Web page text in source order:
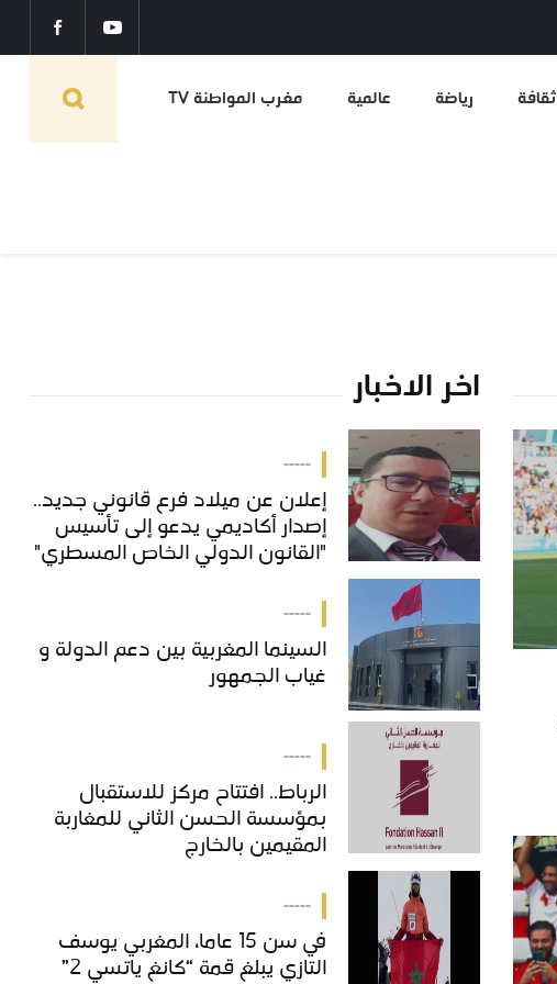
ثقافة رياضة عالمية مغرب المواطنة TV
اخر الاخبار
-----
إعلان عن ميلاد فرع قانوني جديد..
إصدار أكاديمي يدعو إلى تأسيس
"القانون الدولي الخاص المسطري"
بالمغرب
إعلان عن ميلاد فرع قانوني جديد..
إصدار أكاديمي يدعو إلى تأسيس
"القانون الدولي الخاص المسطري"
-----
السينما المغربية بين دعم الدولة و
غياب الجمهور
السينما المغربية بين دعم الدولة و
غياب الجمهور
-----
الرباط.. افتتاح مركز للاستقبال
بمؤسسة الحسن الثاني للمغاربة
المقيمين بالخارج
الرباط.. افتتاح مركز للاستقبال
بمؤسسة الحسن الثاني للمغاربة
المقيمين بالخارج
-----
في سن 15 عاما، المغربي يوسف
التازي يبلغ قمة “كانغ ياتسي 2”
في سن 15 عاما، المغربي يوسف
التازي يبلغ قمة “كانغ ياتسي 2”